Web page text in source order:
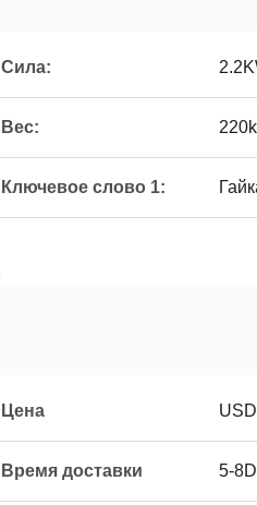
Сила:
Вес:
Ключевое слово 1:
Цена
Время доставки 5-